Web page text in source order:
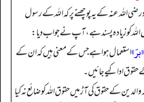
اللہ عنہ کے یہ پوچھنے پر کہ اللہ کے رسول
کو زیادہ پسند ہے، آپ نے جواب دیا:
«برّ»استعمال ہوا ہے جس کے معنی ہیں کہ ان کے
حقوق ادا کیے جائیں۔
کے حقوق کی آڑ میں حقوق اللہ کو ضائع نہ کیا